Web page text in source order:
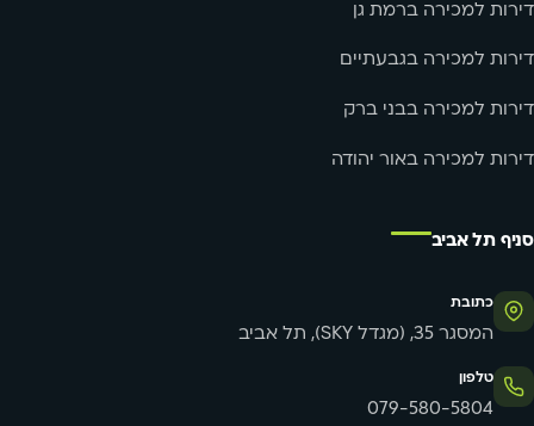
דירות למכירה ברמת גן
דירות למכירה בגבעתיים
דירות למכירה בבני ברק
דירות למכירה באור יהודה
סניף תל אביב
כתובת
המסגר 35, (מגדל SKY), תל אביב
טלפון
079-580-5804